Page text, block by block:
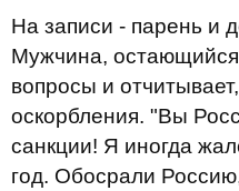
На записи - парень и
Мужчина,
вопросы и
оскорбления. "Вы
санкции! Я иногда
год. Обосрали